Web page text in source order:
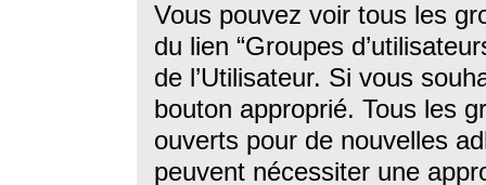
Vous pouvez voir tous les
du lien “Groupes
de l’Utilisateur. Si vous
bouton approprié. Tous les
ouverts pour de nouvelles
peuvent nécessiter une